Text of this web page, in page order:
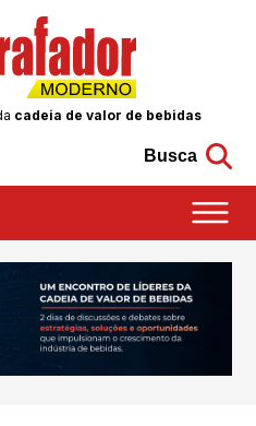
cadeia de valor de bebidas
Busca